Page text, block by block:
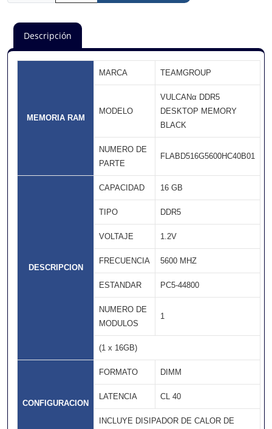
Descripción
MEMORIA RAM
MARCA TEAMGROUP
MODELO
VULCANα DDR5
DESKTOP MEMORY
BLACK
NUMERO DE
PARTE
FLABD516G5600HC40B01
DESCRIPCION
CAPACIDAD 16 GB
TIPO DDR5
VOLTAJE 1.2V
FRECUENCIA 5600 MHZ
ESTANDAR PC5-44800
NUMERO DE
MODULOS
1
(1 x 16GB)
CONFIGURACION
FORMATO DIMM
LATENCIA CL 40
INCLUYE DISIPADOR DE CALOR DE